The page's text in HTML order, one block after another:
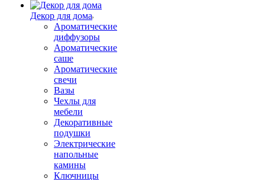
Декор для дома
Ароматические
диффузоры
Ароматические
саше
Ароматические
свечи
Вазы
Чехлы для
мебели
Декоративные
подушки
Электрические
напольные
камины
Ключницы